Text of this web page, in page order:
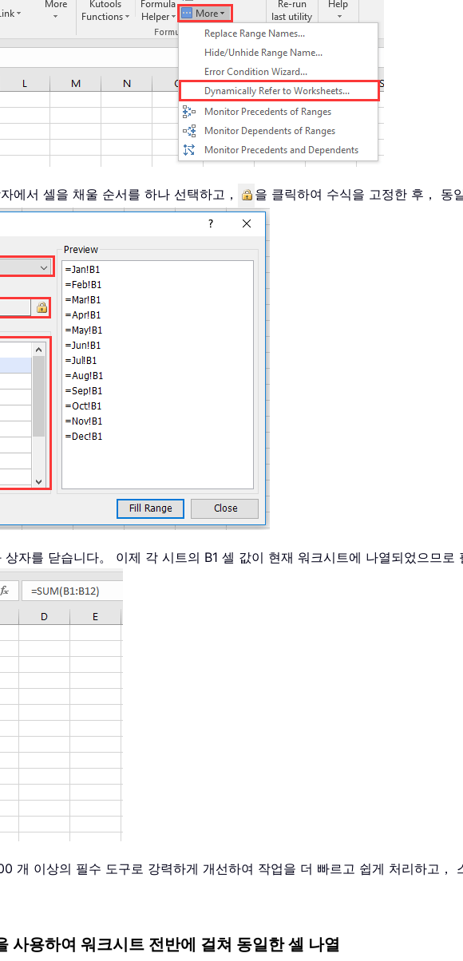
에서 셀을 채울 순서를 하나 선택하고， 을 클릭하여 수식을 고정한 후， 동
자를 닫습니다。 이제 각 시트의 B1 셀 값이 현재 워크시트에 나열되었으므로
개 이상의 필수 도구로 강력하게 개선하여 작업을 더 빠르고 쉽게 처리하고，
사용하여 워크시트 전반에 걸쳐 동일한 셀 나열